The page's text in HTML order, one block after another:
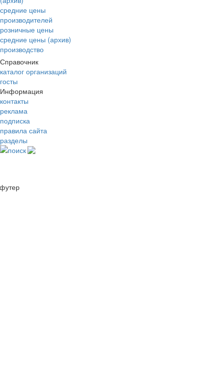
средние цены
производителей
розничные цены
средние цены (архив)
производство
Справочник
каталог организаций
госты
Информация
контакты
реклама
подписка
правила сайта
разделы
поиск
футер